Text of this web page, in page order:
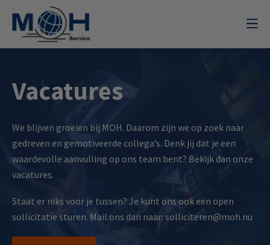
Vacatures
We blijven groeien bij MOH. Daarom zijn we op zoek naar
gedreven en gemotiveerde collega’s. Denk jij dat je een
waardevolle aanvulling op ons team bent? Bekijk dan onze
vacatures.
Staat er niks voor je tussen? Je kunt ons ook een open
sollicitatie sturen. Mail ons dan naar: solliciteren@moh.nu